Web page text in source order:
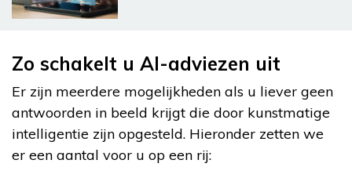
Zo schakelt u AI-adviezen uit
Er zijn meerdere mogelijkheden als u liever geen
antwoorden in beeld krijgt die door kunstmatige
intelligentie zijn opgesteld. Hieronder zetten we
er een aantal voor u op een rij: